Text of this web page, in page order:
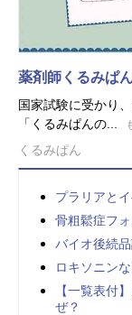
薬剤師くるみぱ
国家試験に受かり
「くるみぱんの...
くるみぱん
プラリアと
骨粗鬆症フ
バイオ後続
ロキソニン
【一覧表付
ぜ？